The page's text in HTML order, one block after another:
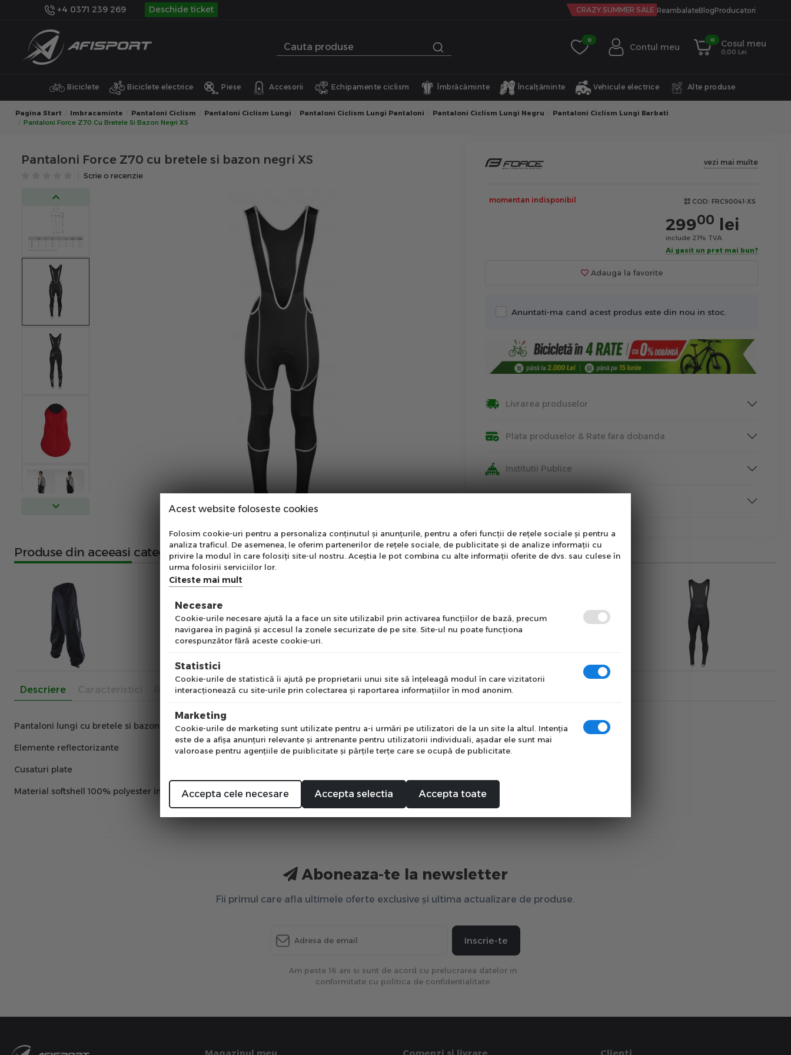
+4 0371 239 269 Deschide ticket CRAZY SUMMER SALE ReambalateBlogProducatori
0
Contul meu
0 Cosul meu
0,00 Lei
Biciclete Biciclete electrice Piese Accesorii Echipamente ciclism Îmbrăcăminte Încalțăminte Vehicule electrice Alte produse
Pagina Start Imbracaminte Pantaloni Ciclism Pantaloni Ciclism Lungi Pantaloni Ciclism Lungi Pantaloni Pantaloni Ciclism Lungi Negru
Pantaloni Ciclism Lungi Barbati
Pantaloni Force Z70 Cu Bretele Si Bazon Negri XS
Pantaloni Force Z70 cu bretele si bazon negri XS
Scrie o recenzie
vezi mai multe
momentan indisponibil COD: FRC90041-XS
29900 lei
include 21% TVA
Ai gasit un pret mai bun?
Adauga la favorite
Anuntati-ma cand acest produs este din nou in stoc.
Livrarea produselor
Plata produselor & Rate fara dobanda
Institutii Publice
Produse din aceeasi categorie
Descriere Recenzii
Pantaloni lungi cu bretele si bazon
Elemente reflectorizante
Cusaturi plate
Material softshell 100% polyester in fata, 87% nylon 13% spandex in spate
Aboneaza-te la newsletter
Fii primul care afla ultimele oferte exclusive și ultima actualizare de produse.
Inscrie-te
Am peste 16 ani si sunt de acord cu prelucrarea datelor in
conformitate cu politica de confidentialitate
Acest website foloseste cookies
Folosim cookie-uri pentru a personaliza conținutul și anunțurile, pentru a oferi funcții de rețele sociale și pentru a
analiza traficul. De asemenea, le oferim partenerilor de rețele sociale, de publicitate și de analize informații cu
privire la modul în care folosiți site-ul nostru. Aceștia le pot combina cu alte informații oferite de dvs. sau culese în
urma folosirii serviciilor lor.
Citeste mai mult
Necesare
Cookie-urile necesare ajută la a face un site utilizabil prin activarea funcţiilor de bază, precum
navigarea în pagină şi accesul la zonele securizate de pe site. Site-ul nu poate funcţiona
corespunzător fără aceste cookie-uri.
Statistici
Cookie-urile de statistică îi ajută pe proprietarii unui site să înţeleagă modul în care vizitatorii
interacţionează cu site-urile prin colectarea şi raportarea informaţiilor în mod anonim.
Marketing
Cookie-urile de marketing sunt utilizate pentru a-i urmări pe utilizatori de la un site la altul. Intenţia
este de a afişa anunţuri relevante şi antrenante pentru utilizatorii individuali, aşadar ele sunt mai
valoroase pentru agenţiile de puiblicitate şi părţile terţe care se ocupă de publicitate.
Accepta cele necesare Accepta selectia Accepta toate
Abonare Newsletter
Abonează-te la newsletter
pentru a primi cele mai noi
Mă abonez